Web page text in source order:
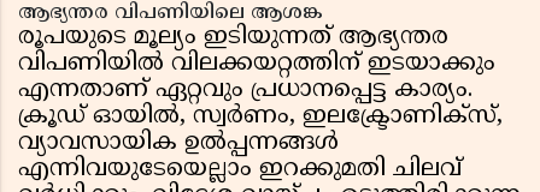
ആഭ്യന്തര വിപണിയിലെ ആശങ്ക
രൂപയുടെ മൂല്യം ഇടിയുന്നത് ആഭ്യന്തര
വിപണിയിൽ വിലക്കയറ്റത്തിന് ഇടയാക്കും
എന്നതാണ് ഏറ്റവും പ്രധാനപ്പെട്ട കാര്യം.
ക്രൂഡ് ഓയിൽ, സ്വർണം, ഇലക്ട്രോണിക്സ്,
വ്യാവസായിക ഉൽപ്പന്നങ്ങൾ
എന്നിവയുടേയെല്ലാം ഇറക്കുമതി ചിലവ്